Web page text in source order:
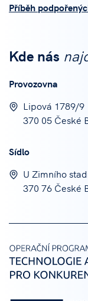
Příběh
Kde nás
Provozovna
Lipová 1789/9
370 05 České
Sídlo
U Zimního
370 76 České